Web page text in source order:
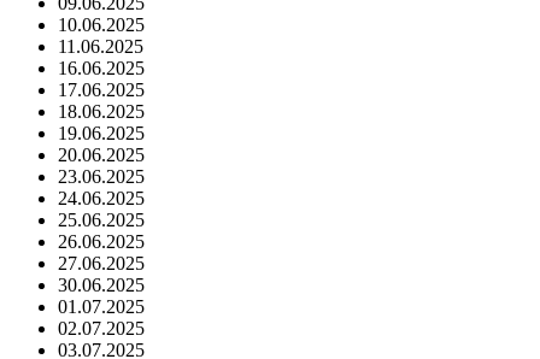
10.06.2025
11.06.2025
16.06.2025
17.06.2025
18.06.2025
19.06.2025
20.06.2025
23.06.2025
24.06.2025
25.06.2025
26.06.2025
27.06.2025
30.06.2025
01.07.2025
02.07.2025
03.07.2025